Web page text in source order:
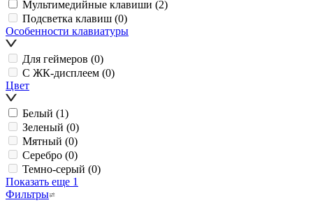
Мультимедийные клавиши (2)
Подсветка клавиш (0)
Особенности клавиатуры
Для геймеров (0)
С ЖК-дисплеем (0)
Цвет
Белый (1)
Зеленый (0)
Мятный (0)
Серебро (0)
Темно-серый (0)
Показать еще 1
Фильтры